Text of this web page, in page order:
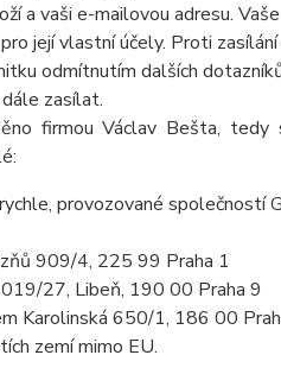
a vaši e-mailovou adresu.
její vlastní účely. Proti
odmítnutím dalších
zasílat.
firmou Václav Bešta, tedy
provozované společností
909/4, 225 99 Praha 1
27, Libeň, 190 00 Praha 9
Karolinská 650/1, 186 00
zemí mimo EU.